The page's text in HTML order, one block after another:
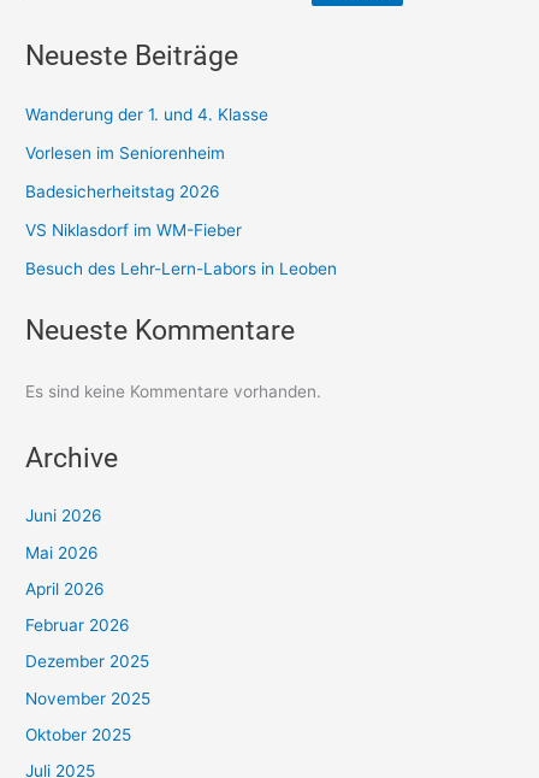
Neueste Beiträge
Wanderung der 1. und 4. Klasse
Vorlesen im Seniorenheim
Badesicherheitstag 2026
VS Niklasdorf im WM-Fieber
Besuch des Lehr-Lern-Labors in Leoben
Neueste Kommentare
Es sind keine Kommentare vorhanden.
Archive
Juni 2026
Mai 2026
April 2026
Februar 2026
Dezember 2025
November 2025
Oktober 2025
Juli 2025